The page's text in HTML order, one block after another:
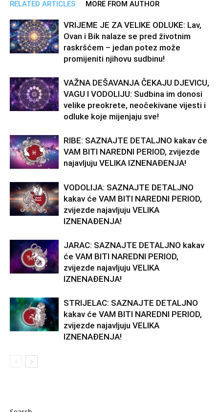
RELATED ARTICLES MORE FROM AUTHOR
VRIJEME JE ZA VELIKE ODLUKE: Lav,
Ovan i Bik nalaze se pred životnim
raskršćem – jedan potez može
promijeniti njihovu sudbinu!
VAŽNA DEŠAVANJA ČEKAJU DJEVICU,
VAGU I VODOLIJU: Sudbina im donosi
velike preokrete, neočekivane vijesti i
odluke koje mijenjaju sve!
RIBE: SAZNAJTE DETALJNO kakav će
VAM BITI NAREDNI PERIOD, zvijezde
najavljuju VELIKA IZNENAĐENJA!
VODOLIJA: SAZNAJTE DETALJNO
kakav će VAM BITI NAREDNI PERIOD,
zvijezde najavljuju VELIKA
IZNENAĐENJA!
JARAC: SAZNAJTE DETALJNO kakav
će VAM BITI NAREDNI PERIOD,
zvijezde najavljuju VELIKA
IZNENAĐENJA!
STRIJELAC: SAZNAJTE DETALJNO
kakav će VAM BITI NAREDNI PERIOD,
zvijezde najavljuju VELIKA
IZNENAĐENJA!